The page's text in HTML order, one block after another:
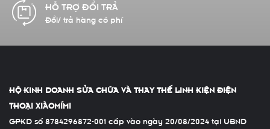
HỘ KINH DOANH SỬA CHỮA VÀ THAY THẾ LINH KIỆN ĐIỆN
THOẠI XIÀOMÍMI
GPKD số 8784296872-001 cấp vào ngày 20/08/2024 tại UBND